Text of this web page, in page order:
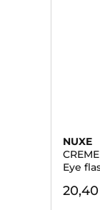
NUXE
Eye